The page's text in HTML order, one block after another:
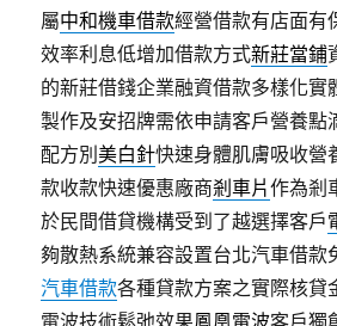
屬中和機車借款經營借款有店面有
效率利息低增加借款方式新莊當鋪
的新莊借錢企業融資借款多樣化實
製作及安招牌需依申請客戶營養點
配方別美白針快速身體肌膚吸收營
款收款快速優惠廠商剎車片作為剎
於民間借貸機構受到了越選擇客戶
夠散熱系統兼容設置台北汽車借款
汽車借款各種貸款方案之實際核貸
電波技術鬆弛效果鳳凰電波客戶獨